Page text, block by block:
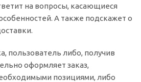
на вопросы, касающиеся
А также подскажет о
пользователь либо, получив
оформляет заказ,
позициями, либо